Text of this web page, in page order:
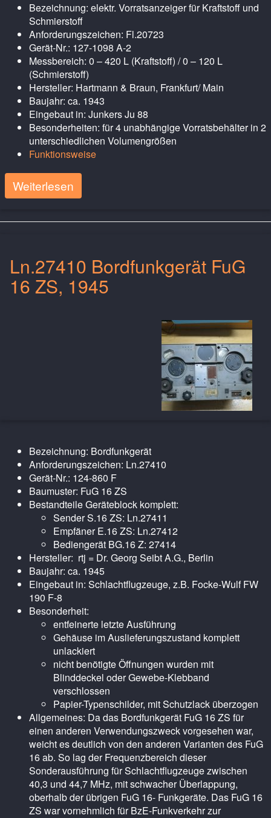
Bezeichnung: elektr. Vorratsanzeiger für Kraftstoff und
Schmierstoff
Anforderungszeichen: Fl.20723
Gerät-Nr.: 127-1098 A-2
Messbereich: 0 – 420 L (Kraftstoff) / 0 – 120 L
(Schmierstoff)
Hersteller: Hartmann & Braun, Frankfurt/ Main
Baujahr: ca. 1943
Eingebaut in: Junkers Ju 88
Besonderheiten: für 4 unabhängige Vorratsbehälter in 2
unterschiedlichen Volumengrößen
Funktionsweise
Weiterlesen
Ln.27410 Bordfunkgerät FuG
16 ZS, 1945
Bezeichnung: Bordfunkgerät
Anforderungszeichen: Ln.27410
Gerät-Nr.: 124-860 F
Baumuster: FuG 16 ZS
Bestandteile Geräteblock komplett:
Sender S.16 ZS: Ln.27411
Empfäner E.16 ZS: Ln.27412
Bediengerät BG.16 Z: 27414
Hersteller: rtj = Dr. Georg Seibt A.G., Berlin
Baujahr: ca. 1945
Eingebaut in: Schlachtflugzeuge, z.B. Focke-Wulf FW
190 F-8
Besonderheit:
entfeinerte letzte Ausführung
Gehäuse im Auslieferungszustand komplett
unlackiert
nicht benötigte Öffnungen wurden mit
Blinddeckel oder Gewebe-Klebband
verschlossen
Papier-Typenschilder, mit Schutzlack überzogen
Allgemeines: Da das Bordfunkgerät FuG 16 ZS für
einen anderen Verwendungszweck vorgesehen war,
weicht es deutlich von den anderen Varianten des FuG
16 ab. So lag der Frequenzbereich dieser
Sonderausführung für Schlachtflugzeuge zwischen
40,3 und 44,7 MHz, mit schwacher Überlappung,
oberhalb der übrigen FuG 16- Funkgeräte. Das FuG 16
ZS war vornehmlich für BzE-Funkverkehr zur